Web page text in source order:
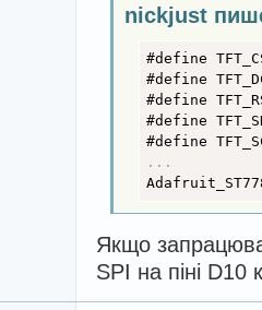
nickjust
#define
#define
#define
#define
#define
. . .
Якщо
SPI на піні D10